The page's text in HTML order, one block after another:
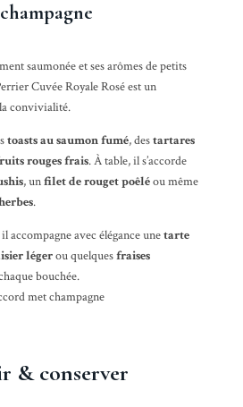
saumonée et ses arômes de petits
Cuvée Royale Rosé est un
convivialité.
toasts au saumon fumé, destartares
rouges frais. À table, il s’accorde
, unfilet de rouget poêléou même
.
accompagne avec élégance unetarte
légerou quelquesfraises
bouchée.
& conserver